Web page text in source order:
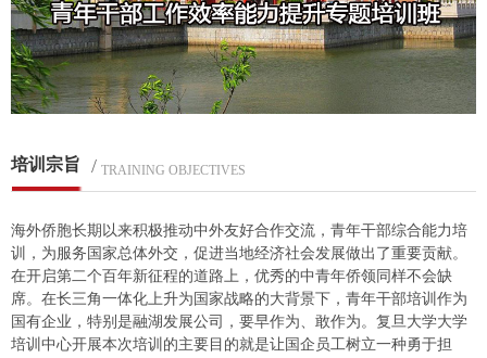
培训宗旨 / TRAINING OBJECTIVES
海外侨胞长期以来积极推动中外友好合作交流，青年干部综合能力培
训，为服务国家总体外交，促进当地经济社会发展做出了重要贡献。
在开启第二个百年新征程的道路上，优秀的中青年侨领同样不会缺
席。在长三角一体化上升为国家战略的大背景下，青年干部培训作为
国有企业，特别是融湖发展公司，要早作为、敢作为。复旦大学大学
培训中心开展本次培训的主要目的就是让国企员工树立一种勇于担